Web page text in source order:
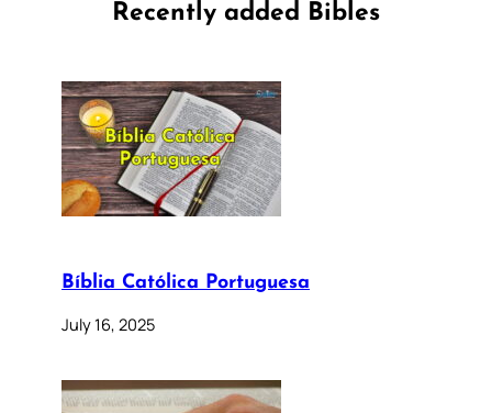
Recently added Bibles
Bíblia Católica Portuguesa
July 16, 2025